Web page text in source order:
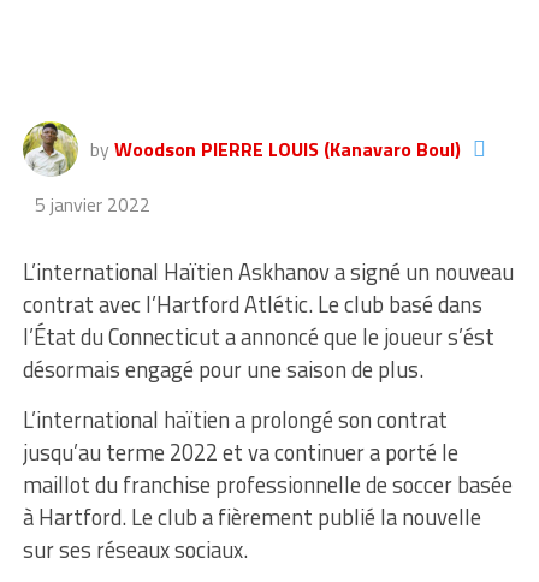
by Woodson PIERRE LOUIS (Kanavaro Boul)
5 janvier 2022
L’international Haïtien Askhanov a signé un nouveau
contrat avec l’Hartford Atlétic. Le club basé dans
l’État du Connecticut a annoncé que le joueur s’ést
désormais engagé pour une saison de plus.
L’international haïtien a prolongé son contrat
jusqu’au terme 2022 et va continuer a porté le
maillot du franchise professionnelle de soccer basée
à Hartford. Le club a fièrement publié la nouvelle
sur ses réseaux sociaux.